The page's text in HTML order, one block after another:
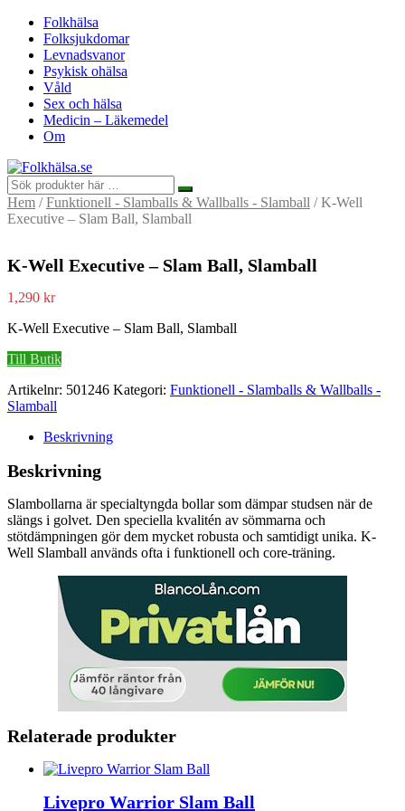
Folkhälsa
Folksjukdomar
Levnadsvanor
Psykisk ohälsa
Våld
Sex och hälsa
Medicin – Läkemedel
Om
Hem /Funktionell - Slamballs & Wallballs - Slamball / K-Well
Executive – Slam Ball, Slamball
K-Well Executive – Slam Ball, Slamball
1,290 kr
K-Well Executive – Slam Ball, Slamball
Till Butik
Artikelnr: 501246 Kategori: Funktionell - Slamballs & Wallballs -
Slamball
Beskrivning
Beskrivning
Slambollarna är specialtyngda bollar som dämpar studsen när de
slängs i golvet. Den speciella kvalitén av sömmarna och
stötdämpningen gör dem mycket robusta och samtidigt unika. K-
Well Slamball används ofta i funktionell och core-träning.
Relaterade produkter
Livepro Warrior Slam Ball